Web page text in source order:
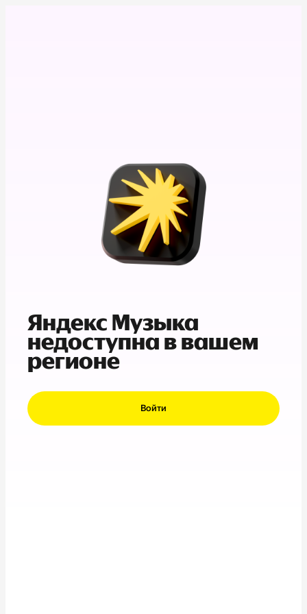
Яндекс Музыка
недоступна в вашем
регионе
Войти